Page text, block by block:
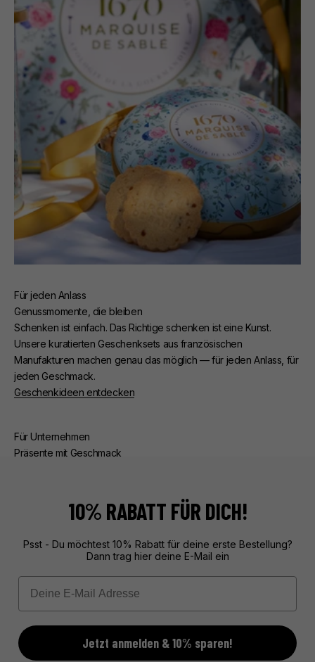
Für jeden Anlass
Genussmomente, die bleiben
Schenken ist einfach. Das Richtige schenken ist eine Kunst.
Unsere kuratierten Geschenksets aus französischen
Manufakturen machen genau das möglich — für jeden Anlass, für
jeden Geschmack.
Geschenkideen entdecken
Für Unternehmen
Präsente mit Geschmack
Exklusive Geschenke aus Frankreich, unvergesslich verpackt.
Mehr über unseren Service erfahren
10% RABATT FÜR DICH!
Psst - Du möchtest 10% Rabatt für deine erste Bestellung?
Dann trag hier deine E-Mail ein
Email
Jetzt anmelden & 10% sparen!